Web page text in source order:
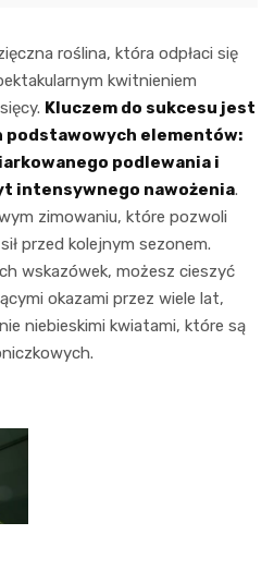
roślina, która odpłaci się
kwitnieniem
Kluczem do sukcesu jest
podstawowych elementów:
podlewania i
intensywnego nawożenia.
zimowaniu, które pozwoli
przed kolejnym sezonem.
wskazówek, możesz cieszyć
okazami przez wiele lat,
niebieskimi kwiatami, które są